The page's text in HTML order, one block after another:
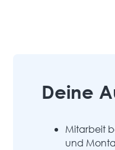
Deine
Mitarbeit
und